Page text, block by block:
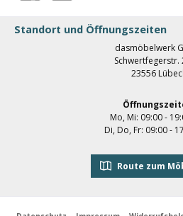
Standort und Öffnungszeiten
dasmöbelwerk
Schwertfegerstr.
23556
Mo, Mi: 09:00 -
Di, Do, Fr: 09:00 -
Route zum